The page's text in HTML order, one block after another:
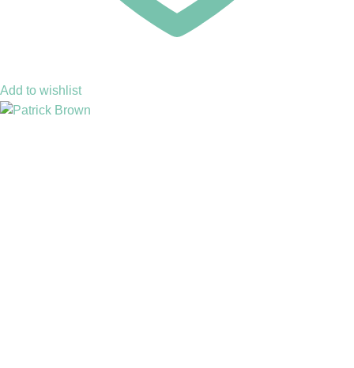
Add to wishlist